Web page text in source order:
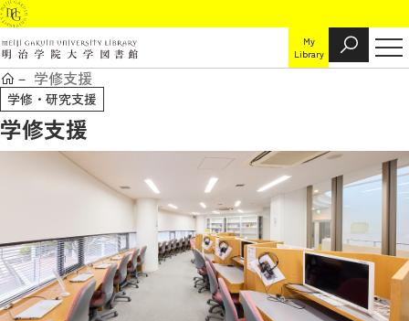
My
Library
学修支援
学修・研究支援
学修支援